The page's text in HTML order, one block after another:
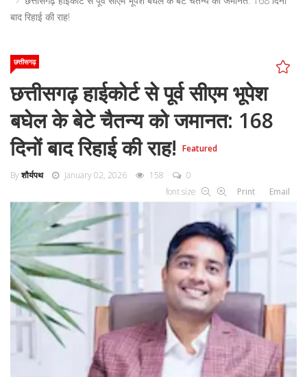
बाद रिहाई की राह!
छत्तीसगढ़
छत्तीसगढ़ हाईकोर्ट से पूर्व सीएम भूपेश
बघेल के बेटे चैतन्य को जमानत: 168
दिनों बाद रिहाई की राह! Featured
Byशौर्यपथ January 02, 2026 158
0
font size
Print Email